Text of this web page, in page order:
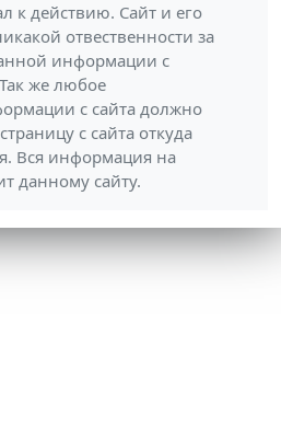
к действию. Сайт и его
отвественности за
информации с
же любое
с сайта должно
с сайта откуда
Вся информация на
данному сайту.